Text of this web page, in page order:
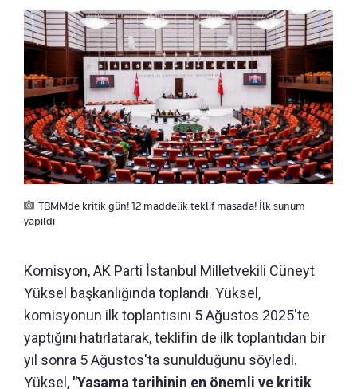
TBMMde kritik gün! 12 maddelik teklif masada! İlk sunum
yapıldı
Komisyon, AK Parti İstanbul Milletvekili Cüneyt
Yüksel başkanlığında toplandı. Yüksel,
komisyonun ilk toplantısını 5 Ağustos 2025'te
yaptığını hatırlatarak, teklifin de ilk toplantıdan bir
yıl sonra 5 Ağustos'ta sunulduğunu söyledi.
Yüksel, "Yasama tarihinin en önemli ve kritik